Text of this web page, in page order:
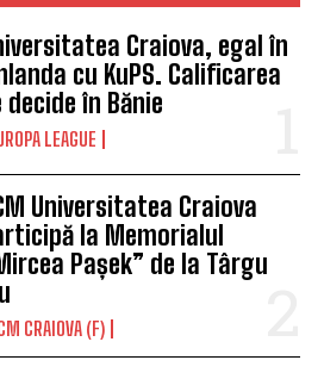
Craiova, egal în
cu KuPS. Calificarea
decide în Bănie
LEAGUE
Universitatea Craiova
la Memorialul
Pașek” de la Târgu
CRAIOVA (F)